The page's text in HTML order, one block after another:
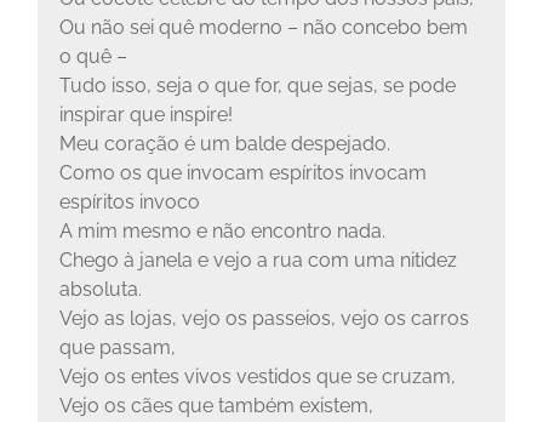
Ou não sei quê moderno – não concebo bem
o quê –
Tudo isso, seja o que for, que sejas, se pode
inspirar que inspire!
Meu coração é um balde despejado.
Como os que invocam espíritos invocam
espíritos invoco
A mim mesmo e não encontro nada.
Chego à janela e vejo a rua com uma nitidez
absoluta.
Vejo as lojas, vejo os passeios, vejo os carros
que passam,
Vejo os entes vivos vestidos que se cruzam,
Vejo os cães que também existem,